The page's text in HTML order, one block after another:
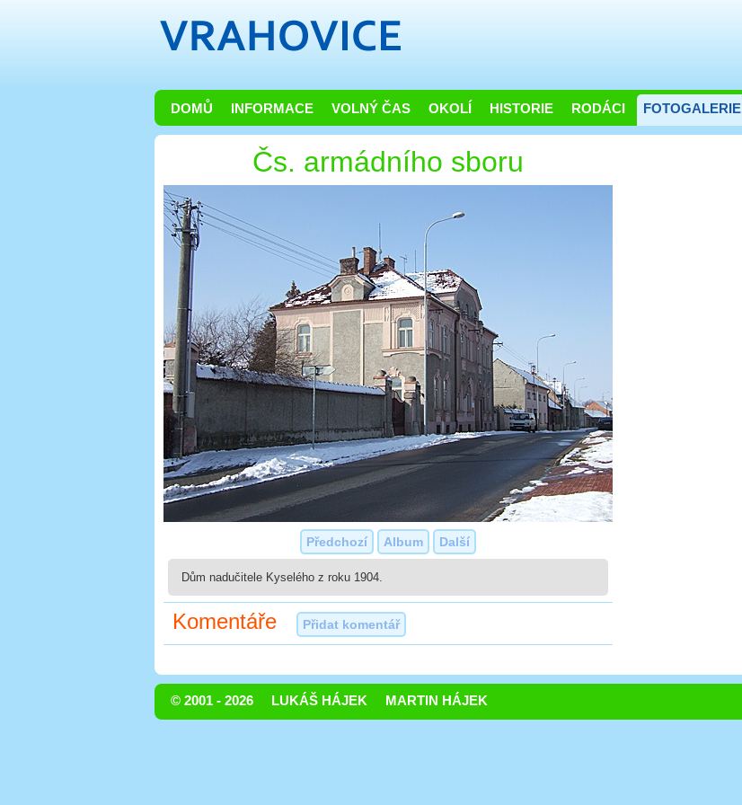
DOMŮ INFORMACE VOLNÝ ČAS OKOLÍ HISTORIE RODÁCI FOTOGALERIE
Čs. armádního sboru
Předchozí Album Další
Dům nadučitele Kyselého z roku 1904.
Komentáře Přidat komentář
© 2001 - 2026 LUKÁŠ HÁJEK MARTIN HÁJEK